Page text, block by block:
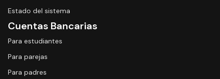
Estado del sistema
Cuentas Bancarias
Para estudiantes
Para parejas
Para padres